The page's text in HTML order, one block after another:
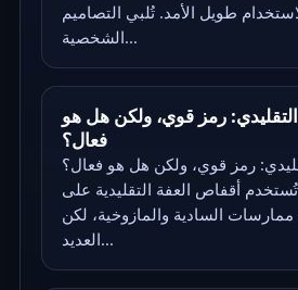
طويل الأمد. تُلبي التصاميم
الشخصية...
رمز قوي، ولكن هل هو
فعال؟
رمز قوي، ولكن هل هو فعال؟
تُستخدم أقفاص العفة التقليدية على
السادية والمازوخية، لكن
العديد...